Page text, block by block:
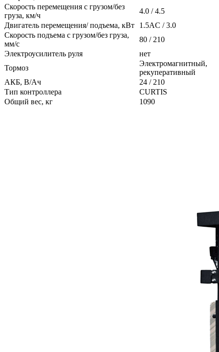
Скорость перемещения с грузом/без
груза, км/ч
4.0 / 4.5
Двигатель перемещения/ подъема, кВт
1.5AC / 3.0
Скорость подъема с грузом/без груза,
мм/с
80 / 210
Электроусилитель руля
нет
Тормоз
Электромагнитный,
рекуперативный
АКБ, В/Ач
24 / 210
Тип контроллера
CURTIS
Общий вес, кг
1090